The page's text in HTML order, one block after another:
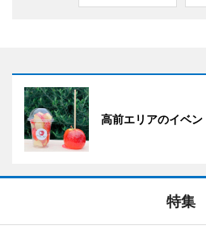
高前エリアのイベン
特集